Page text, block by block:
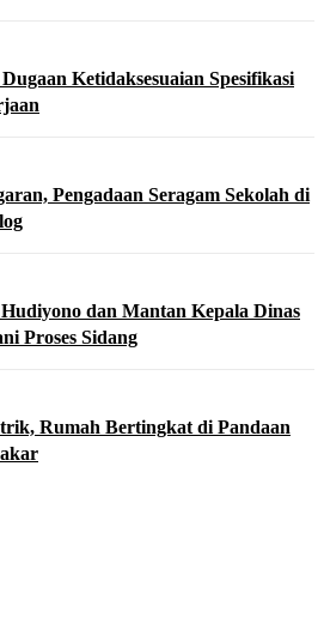
Ketidaksesuaian Spesifikasi
Pengadaan Seragam Sekolah di
dan Mantan Kepala Dinas
Proses Sidang
Rumah Bertingkat di Pandaan